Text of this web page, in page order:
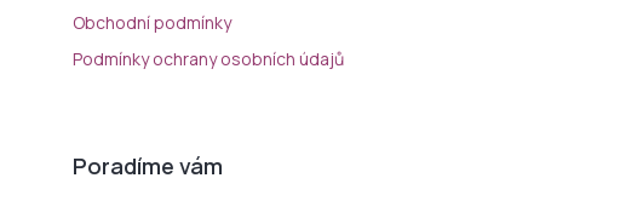
Obchodní podmínky
Podmínky ochrany osobních údajů
Poradíme vám